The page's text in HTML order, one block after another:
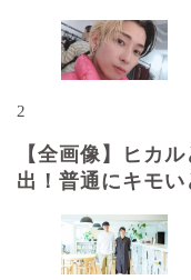
2
【全画像】ヒカ
出！普通にキモい